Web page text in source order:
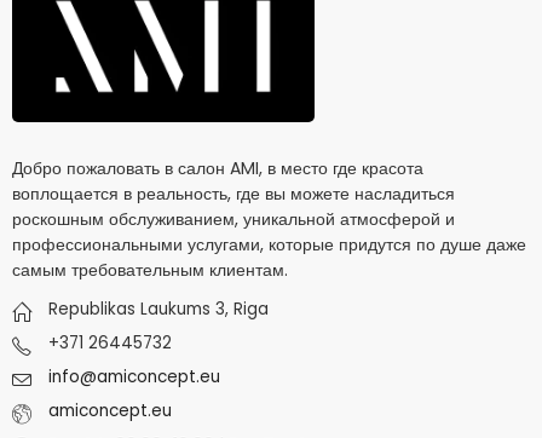
Добро пожаловать в салон AMI, в место где красота
воплощается в реальность, где вы можете насладиться
роскошным обслуживанием, уникальной атмосферой и
профессиональными услугами, которые придутся по душе даже
самым требовательным клиентам.
Republikas Laukums 3, Riga
+371 26445732
info@amiconcept.eu
amiconcept.eu